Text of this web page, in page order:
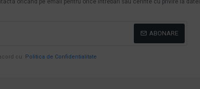
ABONARE
cu Politica de Confidentialitate